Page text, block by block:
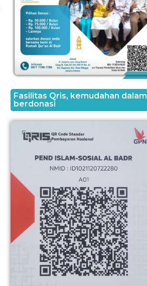
Fasilitas Qris, kemudahan dalam
berdonasi